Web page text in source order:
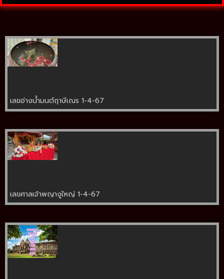
เลขอ่างน้ำมนต์ฤาษีเณร 1-4-67
เลขศาลเจ้าพญางูใหญ่ 1-4-67